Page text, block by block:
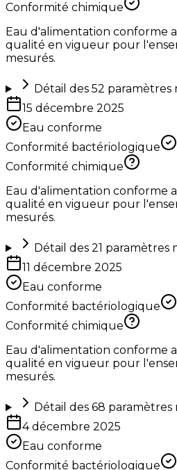
Conformité chimique
Eau d'alimentation conforme
qualité en vigueur pour
mesurés.
Détail des 52 paramètres
15 décembre 2025
Eau conforme
Conformité bactériologique
Conformité chimique
Eau d'alimentation conforme
qualité en vigueur pour
mesurés.
Détail des 21 paramètres
11 décembre 2025
Eau conforme
Conformité bactériologique
Conformité chimique
Eau d'alimentation conforme
qualité en vigueur pour
mesurés.
Détail des 68 paramètres
4 décembre 2025
Eau conforme
Conformité bactériologique